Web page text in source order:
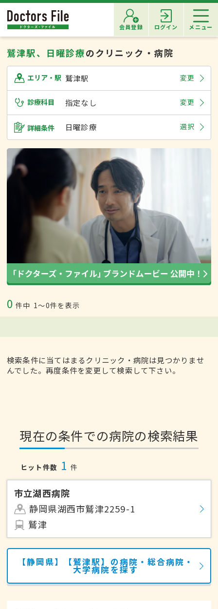
会員登録 ログイン メニュー
鷲津駅、日曜診療のクリニック・病院
エリア・駅 鷲津駅 変更
診療科目 指定なし 変更
詳細条件 日曜診療 選択
0 件中 1〜0件を表示
検索条件に当てはまるクリニック・病院は見つかりませ
んでした。再度条件を変更して検索して下さい。
現在の条件での病院の検索結果
ヒット件数 1 件
市立湖西病院
静岡県湖西市鷲津2259-1
鷲津
【静岡県】【鷲津駅】の病院・総合病院・
大学病院を探す